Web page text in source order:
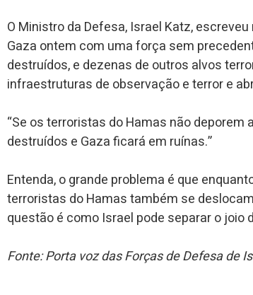
O Ministro da Defesa, Israel Katz,
Gaza ontem com uma força sem
destruídos, e dezenas de outros alvos
infraestruturas de observação e terror e
“Se os terroristas do Hamas não
destruídos e Gaza ficará em ruínas.”
Entenda, o grande problema é que
terroristas do Hamas também se
questão é como Israel pode separar o joio
Fonte: Porta voz das Forças de Defesa de